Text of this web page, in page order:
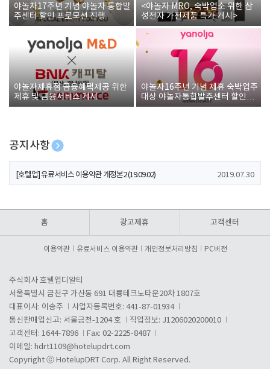
야놀자17주년 기념 야놀자 통합발
주센터 할인 프로모션 진행
<야놀자 MRO, 숙박업소 위한 삼
성전자 가전제품 특가 개시>
야놀자제휴점 금융혜택제공 위한
제휴 및 금융서비스 게시
야놀자16주년 기념 제휴 숙박업주
대상 야놀자통합발주센터 할인쿠
폰 증정
공지사항
[호텔업] 개인정보 처리방침 개정본1 (19.09.02)
[호텔업] 유료서비스 이용약관 개정본2 (19.09.02) 2019.07.30
홈 광고제휴 고객센터
이용약관 유료서비스 이용약관 개인정보처리방침 PC버전
주식회사 호텔업디알티
서울특별시 금천구 가산동 691 대륭테크노타운20차 1807호
대표이사: 이송주
사업자등록번호: 441-87-01934
통신판매업신고: 서울금천-1204 호
직업정보: J1206020200010
고객센터: 1644-7896
Fax: 02-2225-8487
이메일: hdrt1109@hotelupdrt.com
Copyright ⓒ HotelupDRT Corp. All Right Reserved.